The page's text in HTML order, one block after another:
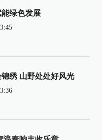
绿色发展
绣 山野处处好风光